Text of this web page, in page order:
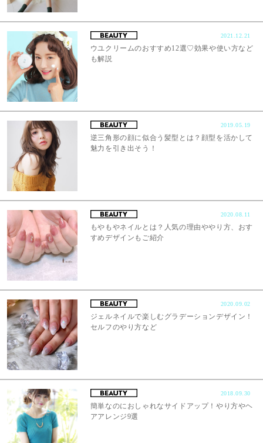
2021.12.21
ウユクリームのおすすめ12選♡効果や使い方など
も解説
2019.05.19
逆三角形の顔に似合う髪型とは？顔型を活かして
魅力を引き出そう！
2020.08.11
もやもやネイルとは？人気の理由ややり方、おす
すめデザインもご紹介
2020.09.02
ジェルネイルで楽しむグラデーションデザイン！
セルフのやり方など
2018.09.30
簡単なのにおしゃれなサイドアップ！やり方やヘ
アアレンジ9選